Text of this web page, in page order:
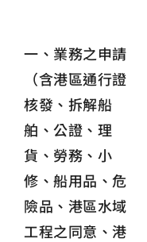
一、業務之申請
（含港區通行證
核發、拆解船
舶、公證、理
貨、勞務、小
修、船用品、危
險品、港區水域
工程之同意、港